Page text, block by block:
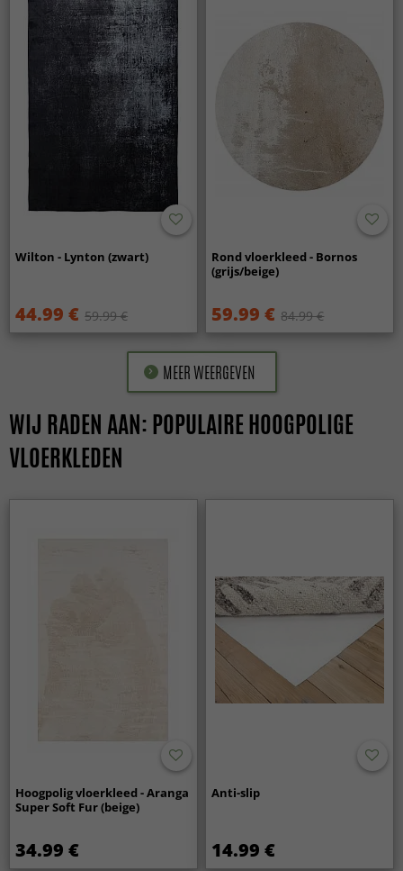
Wilton - Lynton (zwart)
44.99 € 59.99 €
Rond vloerkleed - Bornos
(grijs/beige)
59.99 € 84.99 €
MEER WEERGEVEN
WIJ RADEN AAN: POPULAIRE HOOGPOLIGE
VLOERKLEDEN
Hoogpolig vloerkleed - Aranga
Super Soft Fur (beige)
34.99 €
Anti-slip
14.99 €